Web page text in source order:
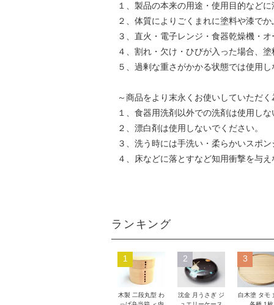
１、製品の本来の用途・使用目的など
２、体質によりごくまれに塗料や漆で
３、直火・電子レンジ・食器乾燥機・
４、割れ・欠け・ひびが入った場合、
５、過剰な重さがかかる状態では使用し
～商品をより末永くお使いしていただく
１、食器用洗剤以外での洗剤は使用し
２、漂白剤は使用しないでください。
３、洗う時には手洗い・柔らかいスポ
４、床などに落とすなど知用衝撃を与え
ランキング
1
木製 二段丸型 わ
2
沈金 月うさぎ ジ
3
白木塗 タモ